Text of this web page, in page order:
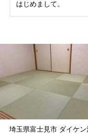
はじめまして。
埼玉県富士見市 ダイケン